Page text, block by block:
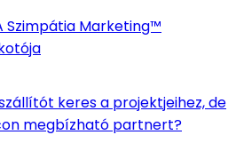
Szimpátia Marketing™
keres a projektjeihez, de
megbízható partnert?